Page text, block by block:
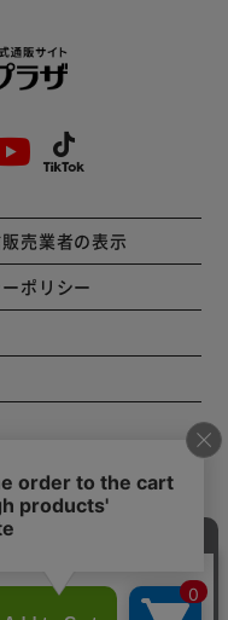
売業者の表示
ポリシー
Rights Reserved.